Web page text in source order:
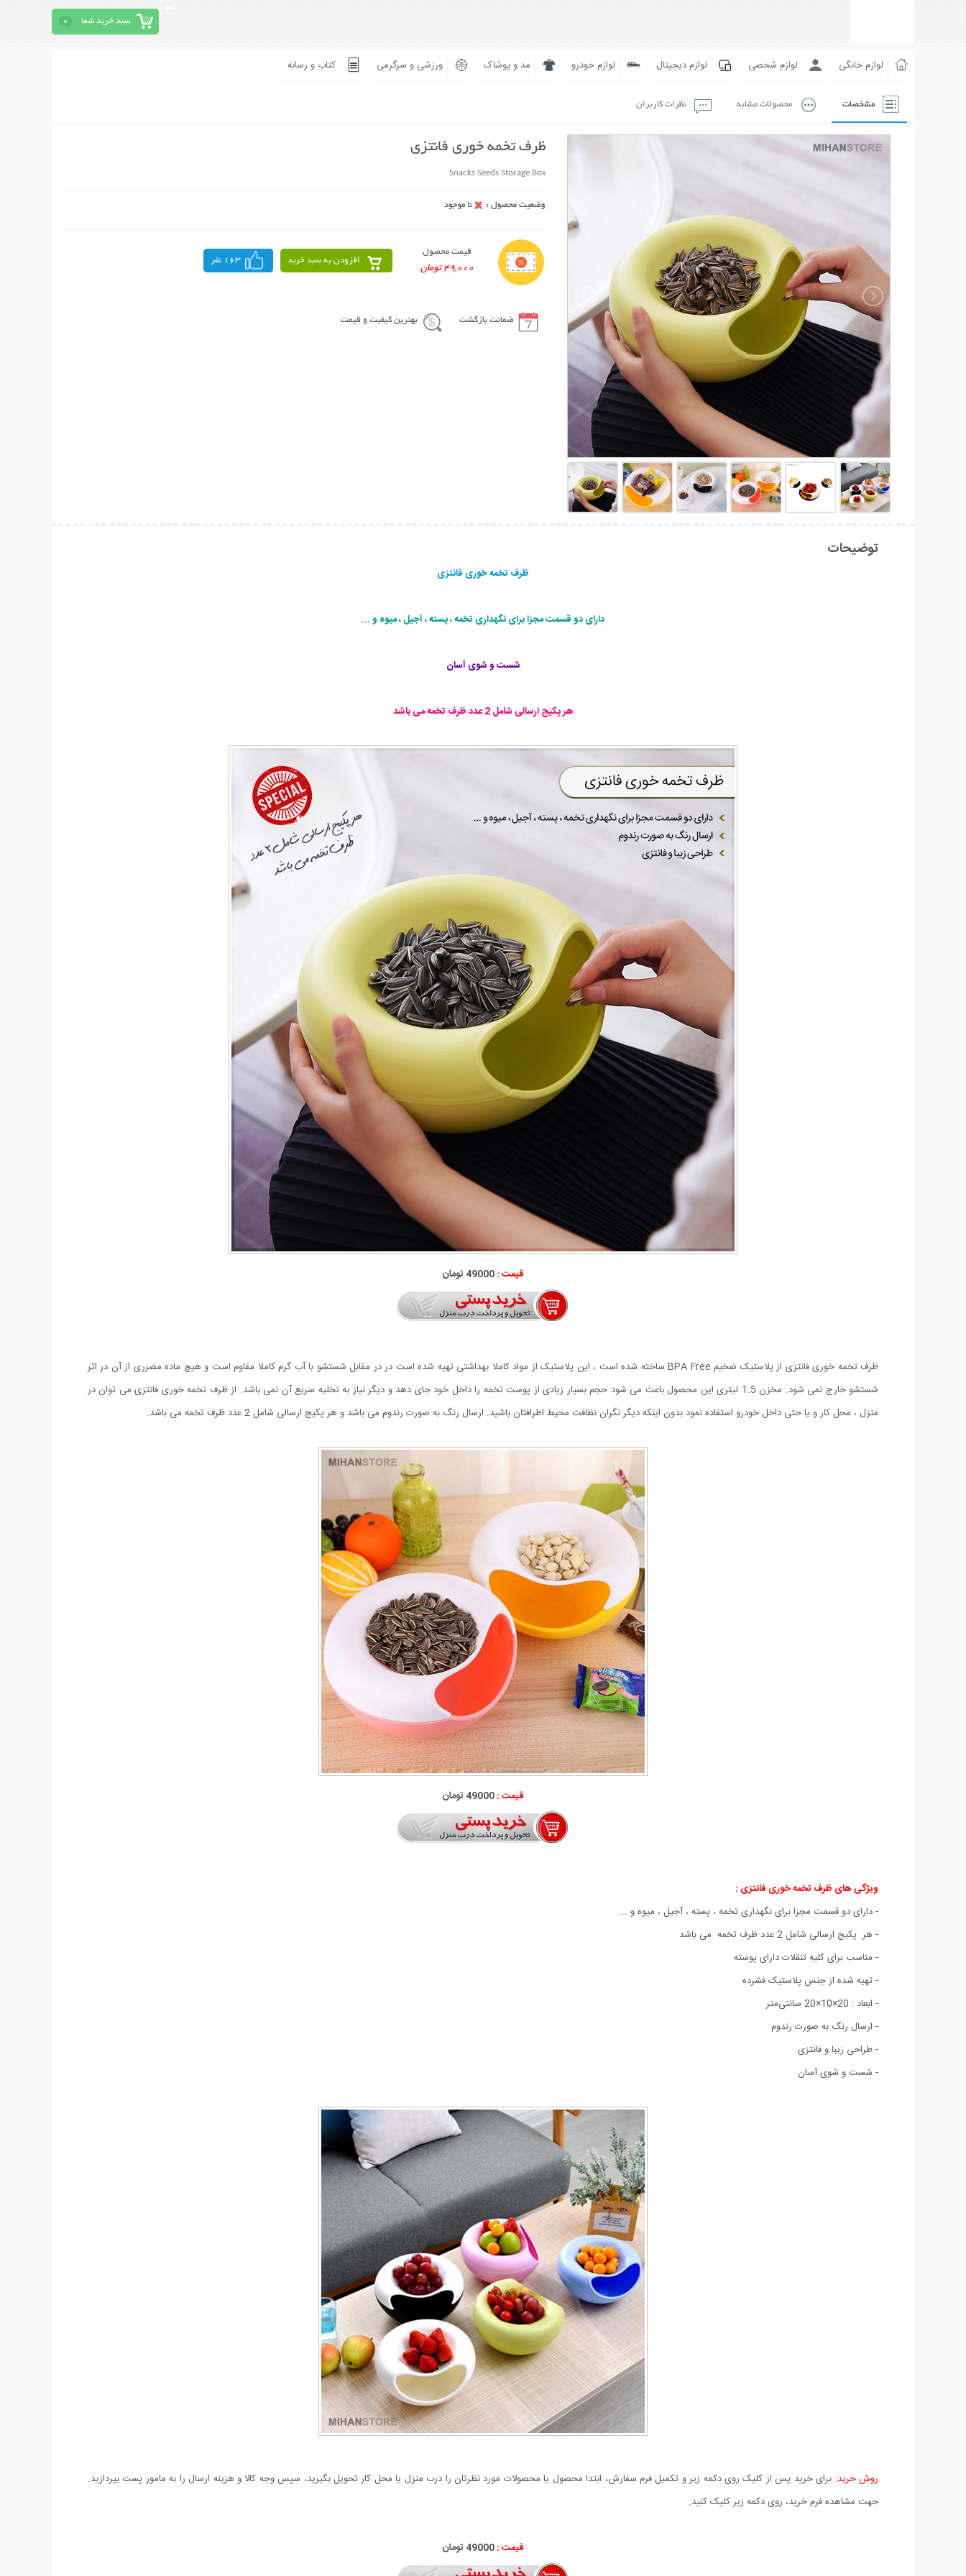
سبد خرید شما 0
لوازم خانگی لوازم شخصی لوازم دیجیتال لوازم خودرو مد و پوشاک ورزشی و سرگرمی کتاب و رسانه
مشخصات محصولات مشابه نظرات کاربران
ظرف تخمه خوری فانتزی
Snacks Seeds Storage Box
قیمت محصول
49,000 تومان
افزودن به سبد خرید 163 نفر
ضمانت بازگشت بهترین کیفیت و قیمت
توضیحات
ظرف تخمه خوری فانتزی
دارای دو قسمت مجزا برای نگهداری تخمه ، پسته ، آجیل ، میوه و ...
شست و شوی آسان
هر پکیج ارسالی شامل 2 عدد ظرف تخمه می باشد
قیمت :49000 تومان
ظرف تخمه خوری فانتزی از پلاستیک ضخیم BPA Free ساخته شده است ، این پلاستیک از مواد کاملا بهداشتی تهیه شده است در در مقابل شستشو با آب گرم کاملا مقاوم است و هیچ ماده مضرری از آن در اثر
شستشو خارج نمی شود. مخزن 1.5 لیتری این محصول باعث می شود حجم بسیار زیادی از پوست تخمه را داخل خود جای دهد و دیگر نیاز به تخلیه سریع آن نمی باشد. از ظرف تخمه خوری فانتزی می توان در
منزل ، محل کار و یا حتی داخل خودرو استفاده نمود بدون اینکه دیگر نگران نظافت محیط اطرافتان باشید. ارسال رنگ به صورت رندوم می باشد و هر پکیج ارسالی شامل 2 عدد ظرف تخمه می باشد.
قیمت :49000 تومان
ویژگی های ظرف تخمه خوری فانتزی :
- دارای دو قسمت مجزا برای نگهداری تخمه ، پسته ، آجیل ، میوه و ...
- هر پکیج ارسالی شامل 2 عدد ظرف تخمه می باشد
- مناسب برای کلیه تنقلات دارای پوسته
- تهیه شده از جنس پلاستیک فشرده
- ابعاد : 20×10×20 سانتی‌متر
- ارسال رنگ به صورت رندوم
- طراحی زیبا و فانتزی
- شست و شوی آسان
روش خرید: برای خرید پس از کلیک روی دکمه زیر و تکمیل فرم سفارش، ابتدا محصول یا محصولات مورد نظرتان را درب منزل یا محل کار تحویل بگیرید، سپس وجه کالا و هزینه ارسال را به مامور پست بپردازید.
جهت مشاهده فرم خرید، روی دکمه زیر کلیک کنید.
قیمت :49000 تومان